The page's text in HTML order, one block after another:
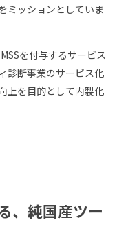
ミッションとしていま
を付与するサービス
診断事業のサービス化
上を目的として内製化
、純国産ツー